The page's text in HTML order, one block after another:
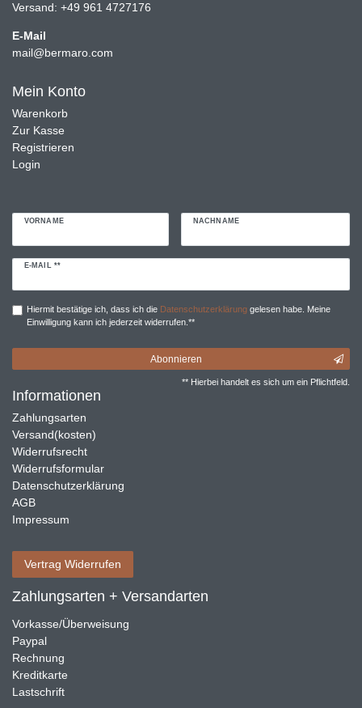
Versand: +49 961 4727176
E-Mail
mail@bermaro.com
Mein Konto
Warenkorb
Zur Kasse
Registrieren
Login
VORNAME NACHNAME
E-MAIL **
Newsletter
Hiermit bestätige ich, dass ich die Daten­schutz­erklärunggelesen habe. Meine
Einwilligung kann ich jederzeit widerrufen.**
Abonnieren
** Hierbei handelt es sich um ein Pflichtfeld.
Informationen
Zahlungsarten
Versand(kosten)
Widerrufsrecht
Widerrufsformular
Datenschutzerklärung
AGB
Impressum
Vertrag Widerrufen
Zahlungsarten + Versandarten
Vorkasse/Überweisung
Paypal
Rechnung
Kreditkarte
Lastschrift